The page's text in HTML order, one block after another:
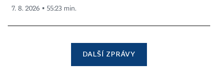
7. 8. 2026 ▪ 55:23 min.
DALŠÍ ZPRÁVY